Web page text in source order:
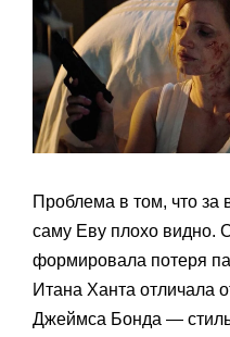
Проблема в том, что
саму Еву плохо видно.
формировала потеря
Итана Ханта отличала
Джеймса Бонда —